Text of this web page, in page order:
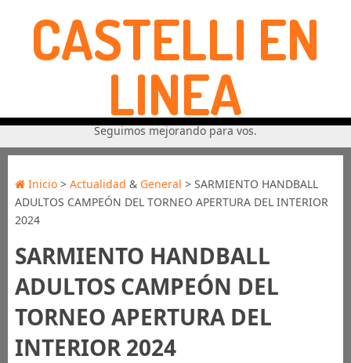
CASTELLI EN
LINEA
Seguimos mejorando para vos.
Inicio> Actualidad & General > SARMIENTO HANDBALL
ADULTOS CAMPEÓN DEL TORNEO APERTURA DEL INTERIOR
2024
SARMIENTO HANDBALL
ADULTOS CAMPEÓN DEL
TORNEO APERTURA DEL
INTERIOR 2024